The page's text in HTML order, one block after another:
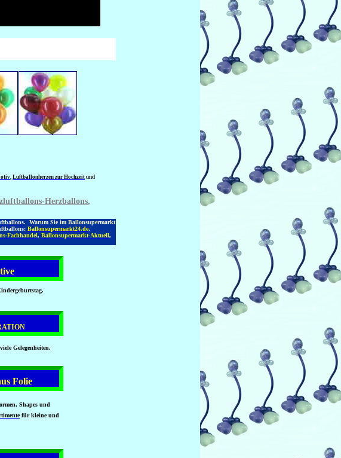
Luftballonherzen zur Hochzeit und
Herzballons,
. Warum Sie im Ballonsupermarkt
Ballonsupermarkt24.de,
Fachhandel, Ballonsupermarkt-Aktuell,
Gelegenheiten.
Folie
Shapes und
für kleine und